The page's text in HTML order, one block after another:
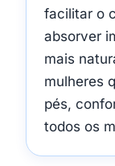
facilitar o
absorver
mais
mulheres
pés,
todos os